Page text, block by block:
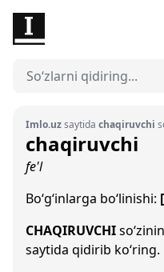
Imlo.uzsaytida chaqiruvchi
chaqiruvchi
fe'l
Bo‘g‘inlarga bo‘linishi:
CHAQIRUVCHI
saytida qidirib ko‘ring.